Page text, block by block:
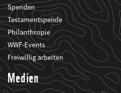
Spenden
Testamentspende
Philanthropie
WWF-Events
Freiwillig arbeiten
Medien